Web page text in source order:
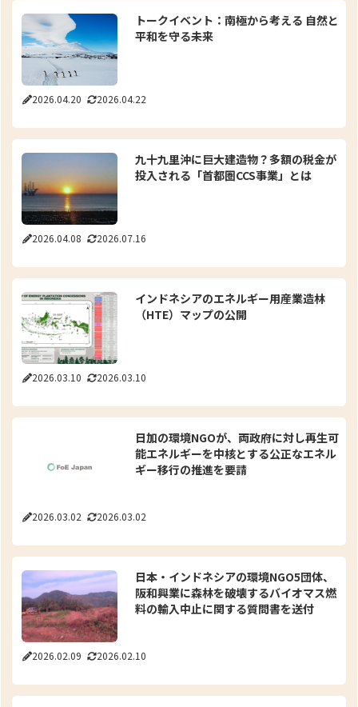
2026.04.20 2026.04.22
トークイベント：南極から考える 自然と
平和を守る未来
2026.04.08 2026.07.16
九十九里沖に巨大建造物？多額の税金が
投入される「首都圏CCS事業」とは
2026.03.10 2026.03.10
インドネシアのエネルギー用産業造林
（HTE）マップの公開
2026.03.02 2026.03.02
日加の環境NGOが、両政府に対し再生可
能エネルギーを中核とする公正なエネル
ギー移行の推進を要請
2026.02.09 2026.02.10
日本・インドネシアの環境NGO5団体、
阪和興業に森林を破壊するバイオマス燃
料の輸入中止に関する質問書を送付